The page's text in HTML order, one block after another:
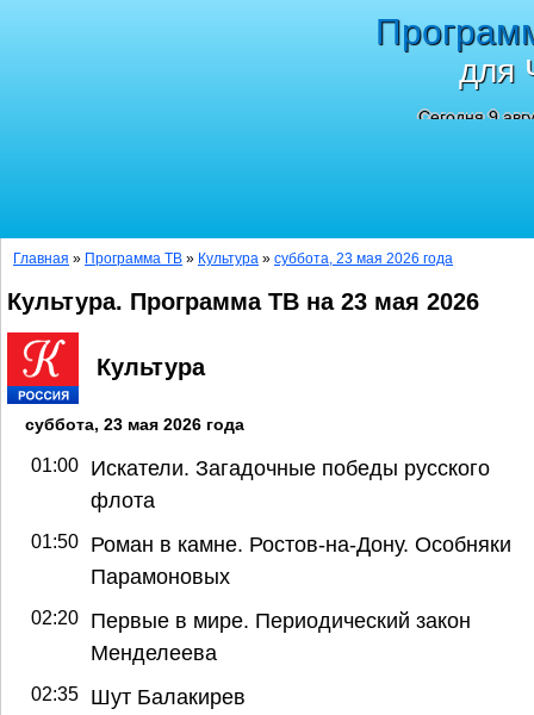
для
Сегодня 9
Главная » Программа ТВ » Культура » суббота, 23 мая 2026 года
Культура. Программа ТВ на 23 мая 2026
Культура
суббота, 23 мая 2026 года
01:00
Искатели. Загадочные победы русского
флота
01:50
Роман в камне. Ростов-на-Дону. Особняки
Парамоновых
02:20
Первые в мире. Периодический закон
Менделеева
02:35 Шут Балакирев